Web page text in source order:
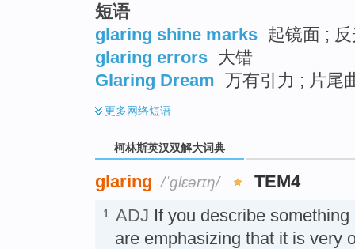
短语
glaring shine marks 起镜面 ;
glaring errors 大错
Glaring Dream 万有引力 ; 片尾
更多网络短语
柯林斯英汉双解大词典
glaring /ˈɡlɛərɪŋ/ TEM4
1. ADJ If you describe
are emphasizing that it is very